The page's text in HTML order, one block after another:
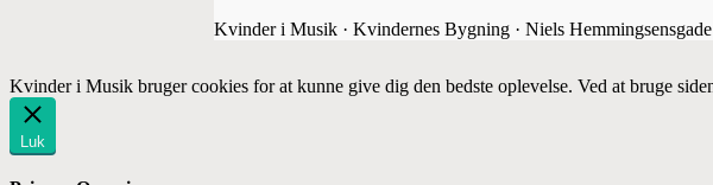
Kvinder i Musik · Kvindernes Bygning · Niels
Kvinder i Musik bruger cookies for at kunne give dig den bedste oplevelse. Ved at bruge
Luk